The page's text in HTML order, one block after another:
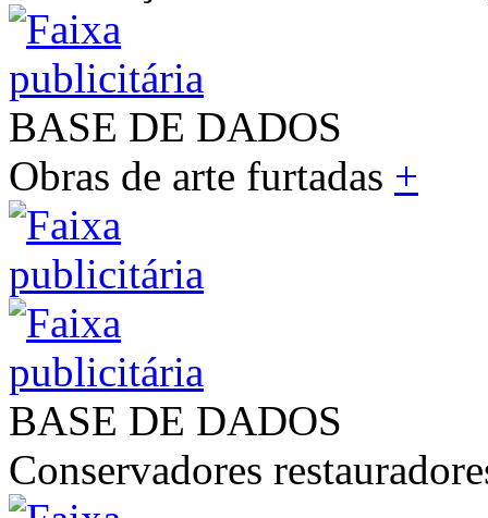
BASE DE DADOS
Obras de arte furtadas +
BASE DE DADOS
Conservadores